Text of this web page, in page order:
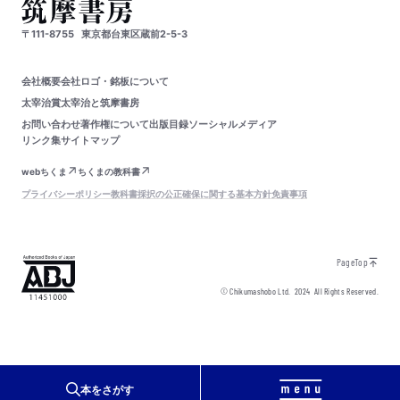
本をさがす
〒111-8755 東京都台東区蔵前2-5-3
会社概要会社ロゴ・銘板について
太宰治賞太宰治と筑摩書房
お問い合わせ著作権について出版目録ソーシャルメディア
リンク集サイトマップ
webちくま
ちくまの教科書
プライバシーポリシー教科書採択の公正確保に関する基本方針免責事項
PageTop
© Chikumashobo Ltd.2024 All Rights Reserved.